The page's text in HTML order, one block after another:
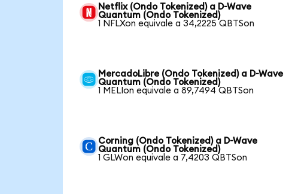
Netflix (Ondo Tokenized) a D-Wave
Quantum (Ondo Tokenized)
1 NFLXon equivale a 34,2225 QBTSon
MercadoLibre (Ondo Tokenized) a D-Wave
Quantum (Ondo Tokenized)
1 MELIon equivale a 89,7494 QBTSon
Corning (Ondo Tokenized) a D-Wave
Quantum (Ondo Tokenized)
1 GLWon equivale a 7,4203 QBTSon